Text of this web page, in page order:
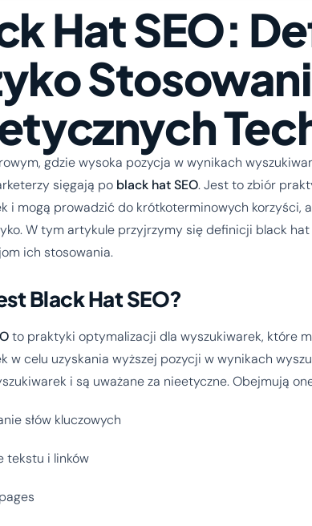
Hat SEO:
gdzie wysoka pozycja w wynikach
sięgają po black hat SEO. Jest to zbiór
i mogą prowadzić do krótkoterminowych korzyści,
W tym artykule przyjrzymy się definicji black hat
ich stosowania.
Black Hat SEO?
to praktyki optymalizacji dla wyszukiwarek, które
w celu uzyskania wyższej pozycji w wynikach
i są uważane za nieetyczne. Obejmują
słów kluczowych
tekstu i linków